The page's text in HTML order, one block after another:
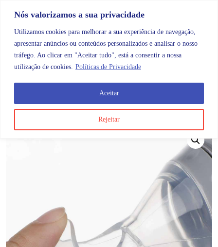
Nós valorizamos a sua privacidade
Utilizamos cookies para melhorar a sua experiência de navegação,
apresentar anúncios ou conteúdos personalizados e analisar o nosso
tráfego. Ao clicar em "Aceitar tudo", está a consentir a nossa
utilização de cookies. Políticas de Privacidade
Rejeitar
Aceitar
Categorias